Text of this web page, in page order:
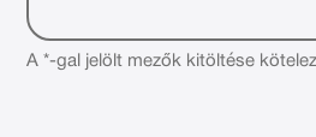
A *-gal jelölt mezők kitöltése